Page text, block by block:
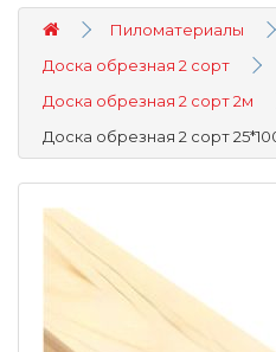
Пиломатериалы
Доска обрезная 2 сорт
Доска обрезная 2 сорт 2м
Доска обрезная 2 сорт